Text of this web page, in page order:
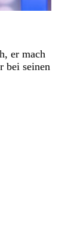
er mach
bei seinen